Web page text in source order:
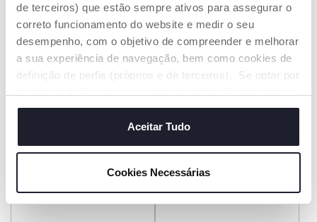
de terceiros) que estão sempre ativos para assegurar o
correto funcionamento do website e medir o seu
desempenho, com o objetivo de compreender e melhorar
a sua experiência de navegação, bem como cookies de
definição de perfis (próprios e de terceiros). Se optar por
cookies. Se quiser saber mais, alterar ou revogar o
consentimento de todos ou de alguns cookies, clique em
"mostrar detalhes". Ao fechar este aviso, está a
são necessários e essenciais para garantir o
funcionamento desta página.
Aceitar Tudo
Cookies Necessárias
ADICIONAR ADICIONAR
PROMOÇÃO